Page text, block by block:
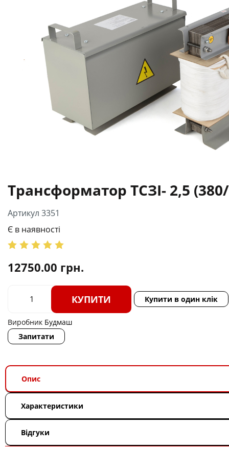
Трансформатор ТСЗІ- 2,5
Артикул 3351
Є в наявності
12750.00 грн.
КУПИТИ Купити в один клік
Виробник Будмаш
Запитати
Опис
Характеристики
Відгуки